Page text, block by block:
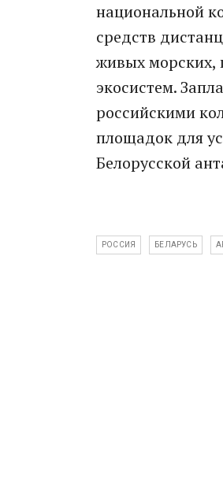
национальной
средств
живых морских,
экосистем.
российскими
площадок для
Белорусской
РОССИЯ БЕЛАРУСЬ